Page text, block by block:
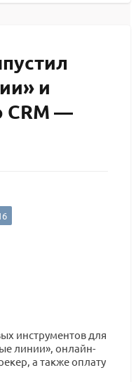
и
CRM —
инструментов для
линии», онлайн-
а также оплату